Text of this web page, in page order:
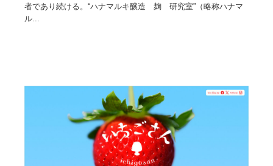
者であり続ける。“ハナマルキ醸造 麹 研究室”（略称ハナマ
ル...